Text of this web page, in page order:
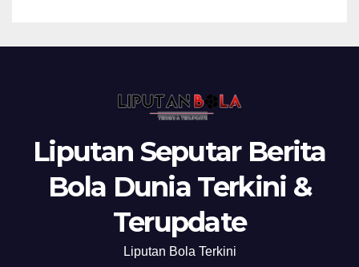
Liputan Seputar Berita
Bola Dunia Terkini &
Terupdate
Liputan Bola Terkini